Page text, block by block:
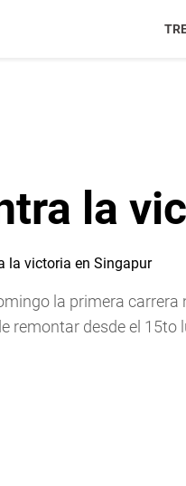
la
la primera
remontar desde el 15to